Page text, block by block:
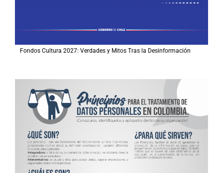
Fondos Cultura 2027: Verdades y Mitos Tras la Desinformación